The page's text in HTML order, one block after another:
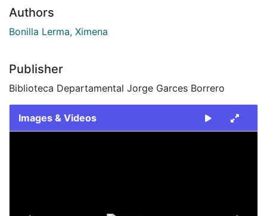
Authors
Bonilla Lerma, Ximena
Publisher
Biblioteca Departamental Jorge Garces Borrero
Images & Videos